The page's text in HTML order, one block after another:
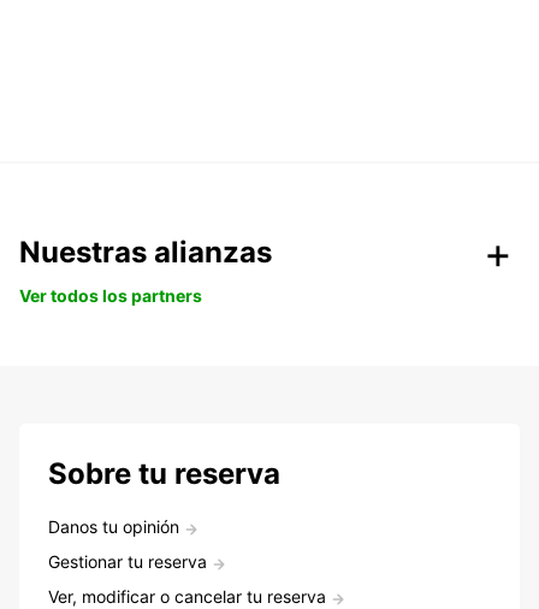
Nuestras alianzas
Ver todos los partners
Sobre tu reserva
Danos tu opinión
Gestionar tu reserva
Ver, modificar o cancelar tu reserva